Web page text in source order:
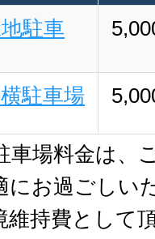
駐車
駐車場
車場料金は、
にお過ごしい
維持費として